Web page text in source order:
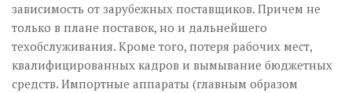
зависимость от зарубежных поставщиков. Причем не
только в плане поставок, но и дальнейшего
техобслуживания. Кроме того, потеря рабочих мест,
квалифицированных кадров и вымывание бюджетных
средств. Импортные аппараты (главным образом